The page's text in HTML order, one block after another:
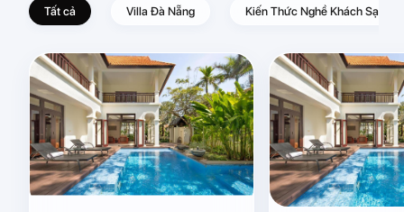
Tất cả Villa Đà Nẵng Kiến Thức Nghề Khách Sạn –